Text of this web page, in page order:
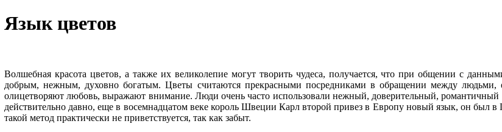
Язык цветов
Волшебная красота цветов, а также их великолепие могут творить чудеса, получается, что при общении с
добрым, нежным, духовно богатым. Цветы считаются прекрасными посредниками в обращении между людьми,
олицетворяют любовь, выражают внимание. Люди очень часто использовали нежный, доверительный, романтичный
действительно давно, еще в восемнадцатом веке король Швеции Карл второй привез в Европу новый язык, он был
такой метод практически не приветствуется, так как забыт.